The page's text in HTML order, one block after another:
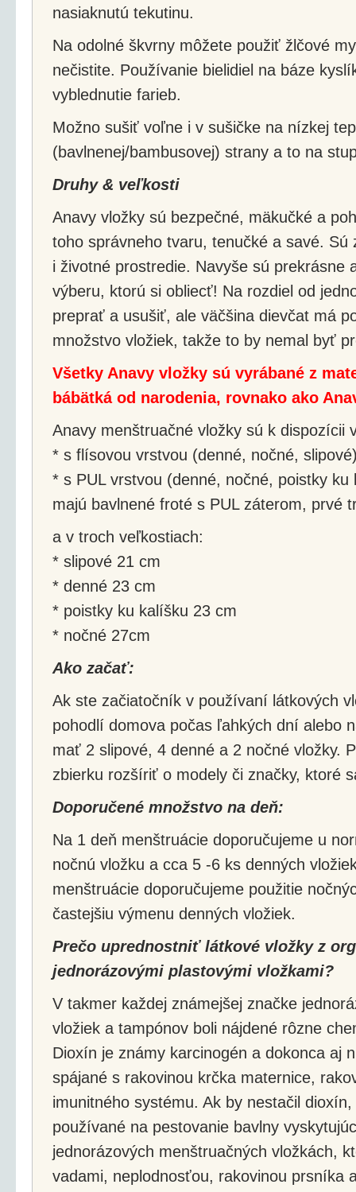
nasiaknutú tekutinu.
Na odolné škvrny môžete použiť žlčové
nečistite. Používanie bielidiel na báze
vyblednutie farieb.
Možno sušiť voľne i v sušičke na nízkej
(bavlnenej/bambusovej) strany a to na
Druhy & veľkosti
Anavy vložky sú bezpečné, mäkučké a
toho správneho tvaru, tenučké a savé.
i životné prostredie. Navyše sú prekrásne
výberu, ktorú si obliecť! Na rozdiel od
preprať a usušiť, ale väčšina dievčat má
množstvo vložiek, takže to by nemal byť
Všetky Anavy vložky sú vyrábané z
bábätká od narodenia, rovnako ako
Anavy menštruačné vložky sú k dispozícii
* s flísovou vrstvou (denné, nočné,
* s PUL vrstvou (denné, nočné, poistky
majú bavlnené froté s PUL záterom, prvé
a v troch veľkostiach:
* slipové 21 cm
* denné 23 cm
* poistky ku kalíšku 23 cm
* nočné 27cm
Ako začať:
Ak ste začiatočník v používaní látkových
pohodlí domova počas ľahkých dní alebo
mať 2 slipové, 4 denné a 2 nočné vložky.
zbierku rozšíriť o modely či značky, ktoré
Doporučené množstvo na deň:
Na 1 deň menštruácie doporučujeme u
nočnú vložku a cca 5 -6 ks denných
menštruácie doporučujeme použitie
častejšiu výmenu denných vložiek.
Prečo uprednostniť látkové vložky z
jednorázovými plastovými vložkami?
V takmer každej známejšej značke
vložiek a tampónov boli nájdené rôzne
Dioxín je známy karcinogén a dokonca aj
spájané s rakovinou krčka maternice,
imunitného systému. Ak by nestačil
používané na pestovanie bavlny
jednorázových menštruačných vložkách,
vadami, neplodnosťou, rakovinou prsníka